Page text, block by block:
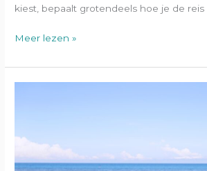
kiest, bepaalt grotendeels hoe je de
Meer lezen »
je
kraan